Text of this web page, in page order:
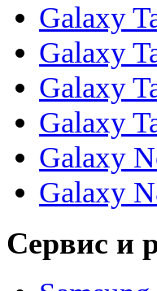
Galaxy
Galaxy
Galaxy
Galaxy
Galaxy
Galaxy
Сервис и